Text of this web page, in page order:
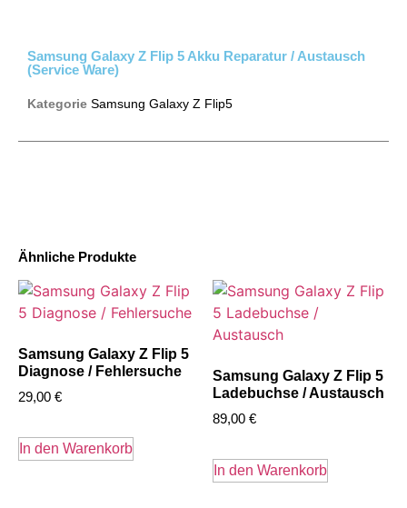
Ähnliche Produkte
Samsung Galaxy Z Flip 5
Diagnose / Fehlersuche
29,00 €
In den Warenkorb
Samsung Galaxy Z Flip 5
Ladebuchse / Austausch
89,00 €
In den Warenkorb
Samsung Galaxy Z Flip 5 Akku Reparatur / Austausch
(Service Ware)
Kategorie Samsung Galaxy Z Flip5